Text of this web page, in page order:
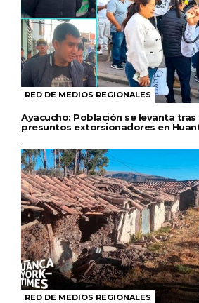
RED DE MEDIOS REGIONALES
Ayacucho: Población se levanta
presuntos extorsionadores en
RED DE MEDIOS REGIONALES